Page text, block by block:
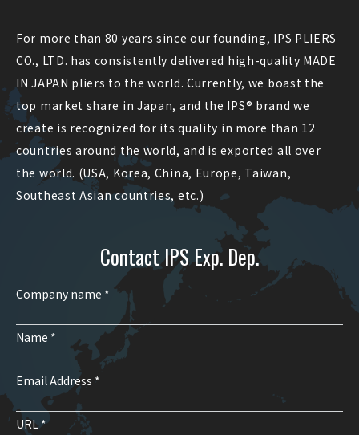
For more than 80 years since our founding, IPS PLIERS
CO., LTD. has consistently delivered high-quality MADE
IN JAPAN pliers to the world. Currently, we boast the
top market share in Japan, and the IPS® brand we
create is recognized for its quality in more than 12
countries around the world, and is exported all over
the world. (USA, Korea, China, Europe, Taiwan,
Southeast Asian countries, etc.)
Contact IPS Exp. Dep.
Company name *
Name *
Email Address *
URL *